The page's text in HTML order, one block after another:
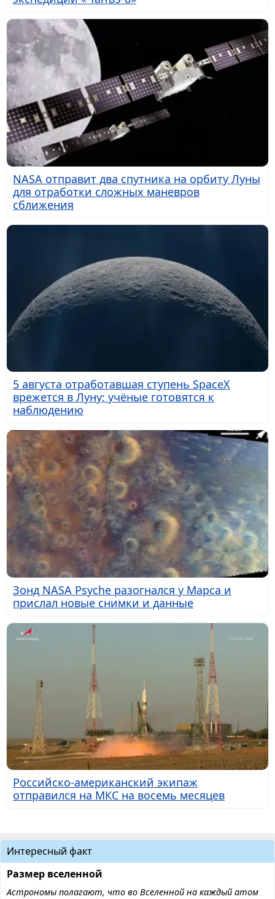
NASA отправит два спутника на орбиту Луны
для отработки сложных маневров
сближения
5 августа отработавшая ступень SpaceX
врежется в Луну: учёные готовятся к
наблюдению
Зонд NASA Psyche разогнался у Марса и
прислал новые снимки и данные
Российско-американский экипаж
отправился на МКС на восемь месяцев
Интересный факт
Размер вселенной
Астрономы полагают, что во Вселенной на каждый атом